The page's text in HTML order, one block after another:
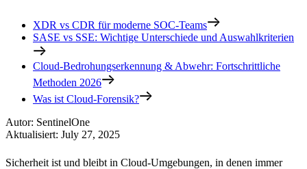
XDR vs CDR für moderne SOC-Teams
SASE vs SSE: Wichtige Unterschiede und Auswahlkriterien
Cloud-Bedrohungserkennung & Abwehr: Fortschrittliche
Methoden 2026
Was ist Cloud-Forensik?
Autor: SentinelOne
Aktualisiert: July 27, 2025
Sicherheit ist und bleibt in Cloud-Umgebungen, in denen immer